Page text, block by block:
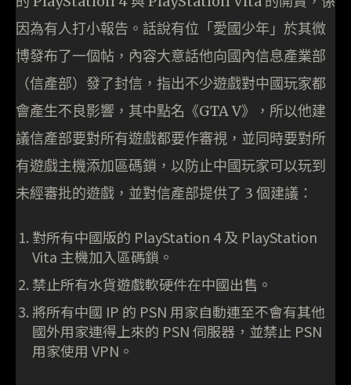
因為有人打小報告。話說有位「愛國少年」於其微
博發布了一個帖，內容大意話他向國內信息產業部
（信產部）發了封信，指出不少遊戲對中國玩家都
會產生不良影響，其中點名《GTA V》，所以他建
議信產部要對所有遊戲都要作審視，並同時要對所
有遊戲主機添加區碼鎖，以防止中國玩家可以玩到
未經審批的遊戲，並對信產部提供了 3 個建議：
對所有中國版的 PlayStation 4 及 PlayStation
Vita 主機加入區碼鎖。
禁止所有水貨遊戲軟硬件在中國出售。
將所有中國 IP 的 PSN 用家自動連至不會有其他
國外用家連得上來的 PSN 伺服器，並禁止 PSN
用家使用 VPN。